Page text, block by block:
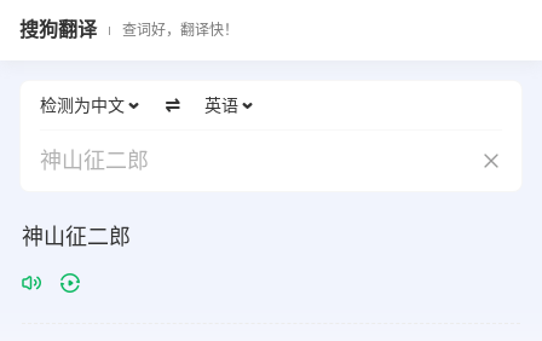
搜狗翻译 查词好，翻译快！
检测为中文 英语
神山征二郎
神山征二郎